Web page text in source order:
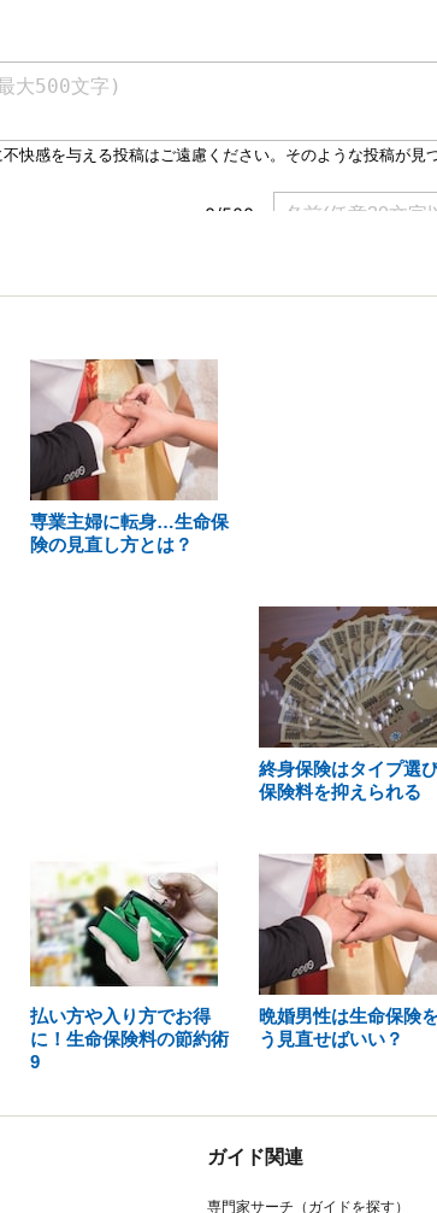
専業主婦に転身…生命保
険の見直し方とは？
終身保険はタイプ選
保険料を抑えられる
払い方や入り方でお得
に！生命保険料の節約術
9
晩婚男性は生命保険
う見直せばいい？
ガイド関連
専門家サーチ（ガイドを探す）